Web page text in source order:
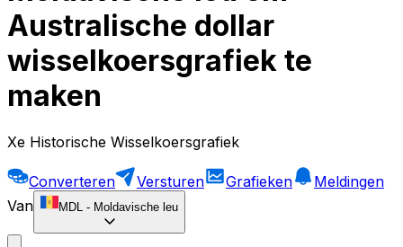
Australische dollar
wisselkoersgrafiek te
maken
Xe Historische Wisselkoersgrafiek
Converteren Versturen Grafieken
Meldingen
Van
MDL - Moldavische leu